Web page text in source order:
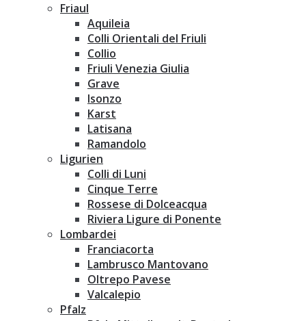
Friaul
Aquileia
Colli Orientali del Friuli
Collio
Friuli Venezia Giulia
Grave
Isonzo
Karst
Latisana
Ramandolo
Ligurien
Colli di Luni
Cinque Terre
Rossese di Dolceacqua
Riviera Ligure di Ponente
Lombardei
Franciacorta
Lambrusco Mantovano
Oltrepo Pavese
Valcalepio
Pfalz